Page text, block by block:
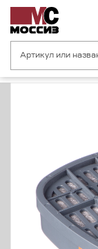
Главная страница